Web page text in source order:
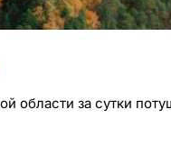
области за сутки